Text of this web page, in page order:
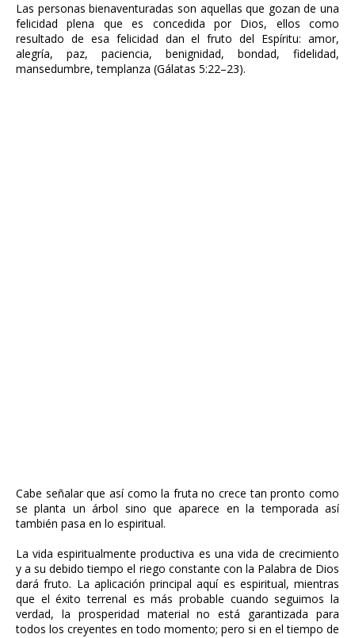
Las personas bienaventuradas son aquellas que gozan de una
felicidad plena que es concedida por Dios, ellos como
resultado de esa felicidad dan el fruto del Espíritu: amor,
alegría, paz, paciencia, benignidad, bondad, fidelidad,
mansedumbre, templanza (Gálatas 5:22–23).
Cabe señalar que así como la fruta no crece tan pronto como
se planta un árbol sino que aparece en la temporada así
también pasa en lo espiritual.
La vida espiritualmente productiva es una vida de crecimiento
y a su debido tiempo el riego constante con la Palabra de Dios
dará fruto. La aplicación principal aquí es espiritual, mientras
que el éxito terrenal es más probable cuando seguimos la
verdad, la prosperidad material no está garantizada para
todos los creyentes en todo momento; pero si en el tiempo de